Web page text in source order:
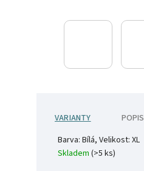
VARIANTY POPIS
Barva: Bílá, Velikost: XL
Skladem (>5 ks)